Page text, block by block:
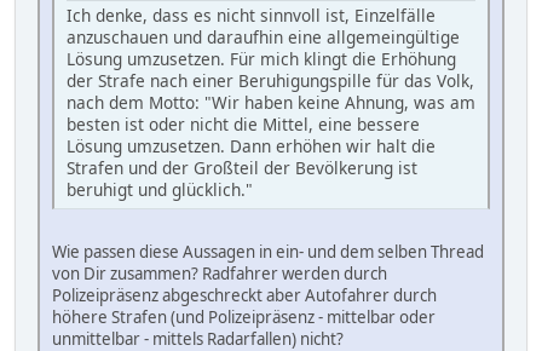
Ich denke, dass es nicht sinnvoll ist, Einzelfälle
anzuschauen und daraufhin eine allgemeingültige
Lösung umzusetzen. Für mich klingt die Erhöhung
der Strafe nach einer Beruhigungspille für das Volk,
nach dem Motto: "Wir haben keine Ahnung, was am
besten ist oder nicht die Mittel, eine bessere
Lösung umzusetzen. Dann erhöhen wir halt die
Strafen und der Großteil der Bevölkerung ist
beruhigt und glücklich."
Wie passen diese Aussagen in ein- und dem selben Thread
von Dir zusammen? Radfahrer werden durch
Polizeipräsenz abgeschreckt aber Autofahrer durch
höhere Strafen (und Polizeipräsenz - mittelbar oder
unmittelbar - mittels Radarfallen) nicht?